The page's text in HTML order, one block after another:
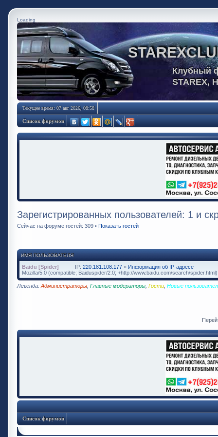
Loading
Клубный
STAREX,
Текущее время: 07 авг 2026, 08:58
Список форумов
Зарегистрированных пользователей: 1 и
Сейчас на форуме гостей: 309 • Показать гостей
ИМЯ ПОЛЬЗОВАТЕЛЯ
Baidu [Spider] IP: 220.181.108.177 » Информация об IP-адресе
Mozilla/5.0 (compatible; Baiduspider/2.0; +http://www.baidu.com/search/spider.html)
Легенда: Администраторы Главные модераторы Гости Новые
Список форумов